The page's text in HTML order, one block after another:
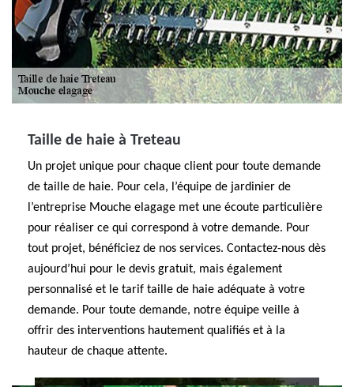
Taille de haie à Treteau
Un projet unique pour chaque client pour toute demande
de taille de haie. Pour cela, l’équipe de jardinier de
l’entreprise Mouche elagage met une écoute particulière
pour réaliser ce qui correspond à votre demande. Pour
tout projet, bénéficiez de nos services. Contactez-nous dès
aujourd’hui pour le devis gratuit, mais également
personnalisé et le tarif taille de haie adéquate à votre
demande. Pour toute demande, notre équipe veille à
offrir des interventions hautement qualifiés et à la
hauteur de chaque attente.